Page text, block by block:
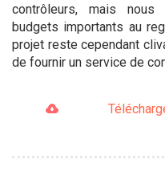
contrôleurs, mais
budgets importants au
projet reste cependant
de fournir un service de